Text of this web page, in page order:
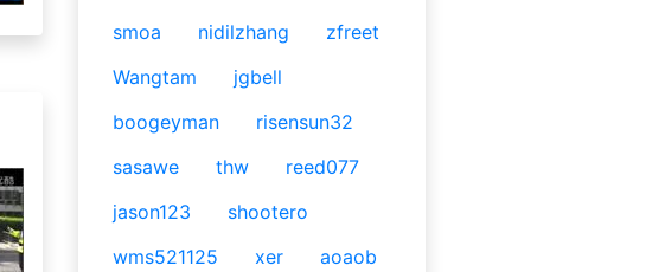
smoa
nidilzhang
zfreet
Wangtam
jgbell
boogeyman
risensun32
sasawe
thw
reed077
jason123
shootero
wms521125
xer
aoaob